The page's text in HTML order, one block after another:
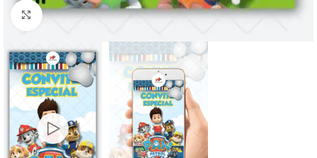
Clique para ampliar